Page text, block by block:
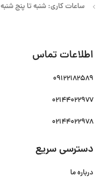
ساعات کاری: شنبه تا پنج شنبه 9 صبح تا 21
اطلاعات تماس
09122182589
02144022977
02144022978
دسترسی سریع
درباره ما